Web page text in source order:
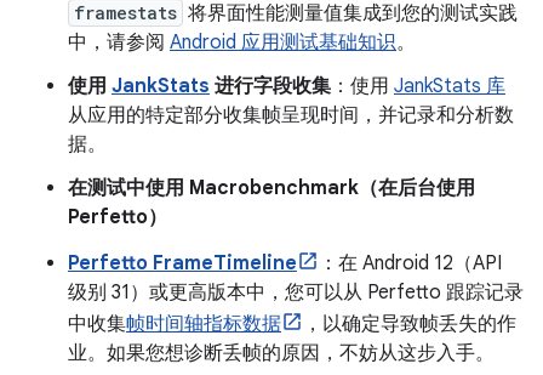
framestats 将界面性能测量值集成到您的测试实践
中，请参阅 Android 应用测试基础知识。
使用 JankStats 进行字段收集 ：使用 JankStats 库
从应用的特定部分收集帧呈现时间，并记录和分析数
据。
在测试中使用 Macrobenchmark（在后台使用
Perfetto）
Perfetto FrameTimeline
：在 Android 12（API
级别 31）或更高版本中，您可以从 Perfetto 跟踪记录
中收集帧时间轴指标数据
，以确定导致帧丢失的作
业。如果您想诊断丢帧的原因，不妨从这步入手。